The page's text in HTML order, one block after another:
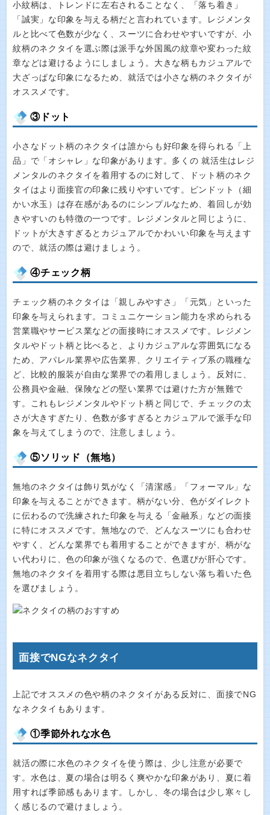
小紋柄は、トレンドに左右されることなく、「落ち着き」
「誠実」な印象を与える柄だと言われています。レジメンタ
ルと比べて色数が少なく、スーツに合わせやすいですが、小
紋柄のネクタイを選ぶ際は派手な外国風の紋章や変わった紋
章などは避けるようにしましょう。大きな柄もカジュアルで
大ざっぱな印象になるため、就活では小さな柄のネクタイが
オススメです。
③ドット
小さなドット柄のネクタイは誰からも好印象を得られる「上
品」で「オシャレ」な印象があります。多くの 就活生はレジ
メンタルのネクタイを着用するのに対して、ドット柄のネク
タイはより面接官の印象に残りやすいです。ピンドット（細
かい水玉）は存在感があるのにシンプルなため、着回しが効
きやすいのも特徴の一つです。レジメンタルと同じように、
ドットが大きすぎるとカジュアルでかわいい印象を与えます
ので、就活の際は避けましょう。
④チェック柄
チェック柄のネクタイは「親しみやすさ」「元気」といった
印象を与えられます。コミュニケーション能力を求められる
営業職やサービス業などの面接時にオススメです。レジメン
タルやドット柄と比べると、よりカジュアルな雰囲気になる
ため、アパレル業界や広告業界、クリエイティブ系の職種な
ど、比較的服装が自由な業界での着用しましょう。反対に、
公務員や金融、保険などの堅い業界では避けた方が無難で
す。これもレジメンタルやドット柄と同じで、チェックの太
さが大きすぎたり、色数が多すぎるとカジュアルで派手な印
象を与えてしまうので、注意しましょう。
⑤ソリッド（無地）
無地のネクタイは飾り気がなく「清潔感」「フォーマル」な
印象を与えることができます。柄がない分、色がダイレクト
に伝わるので洗練された印象を与える「金融系」などの面接
に特にオススメです。無地なので、どんなスーツにも合わせ
やすく、どんな業界でも着用することができますが、柄がな
い代わりに、色の印象が強くなるので、色選びが肝心です。
無地のネクタイを着用する際は悪目立ちしない落ち着いた色
を選びましょう。
面接でNGなネクタイ
上記でオススメの色や柄のネクタイがある反対に、面接でNG
なネクタイもあります。
①季節外れな水色
就活の際に水色のネクタイを使う際は、少し注意が必要で
す。水色は、夏の場合は明るく爽やかな印象があり、夏に着
用すれば季節感もあります。しかし、冬の場合は少し寒々し
く感じるので避けましょう。